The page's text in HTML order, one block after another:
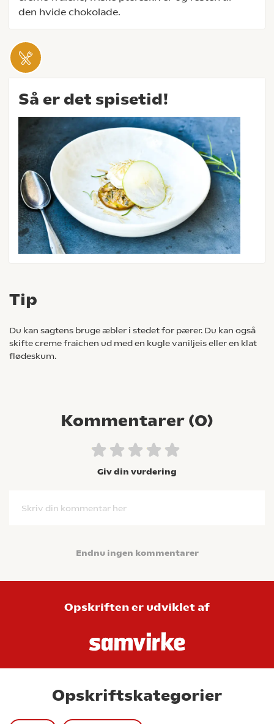
den hvide chokolade.
Så er det spisetid!
Tip
Du kan sagtens bruge æbler i stedet for pærer. Du kan også
skifte creme fraichen ud med en kugle vaniljeis eller en klat
flødeskum.
Kommentarer (0)
Giv din vurdering
Skriv din kommentar her
Endnu ingen kommentarer
Opskriften er udviklet af
Opskriftskategorier